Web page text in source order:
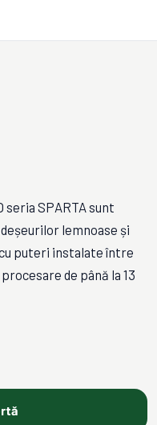
seria SPARTA sunt
lemnoase și
puteri instalate între
de până la 13